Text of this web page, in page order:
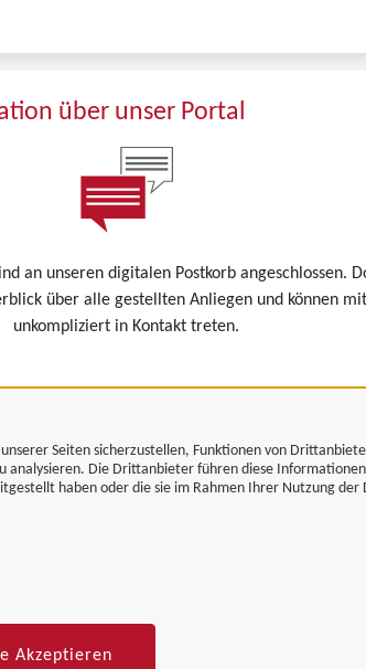
Seiten sicherzustellen, Funktionen von
analysieren. Die Drittanbieter führen diese
haben oder die sie im Rahmen Ihrer Nutzung der
Akzeptieren
über unser Portal
an unseren digitalen Postkorb angeschlossen.
über alle gestellten Anliegen und können
unkompliziert in Kontakt treten.
Mein Unternehmenskonto.